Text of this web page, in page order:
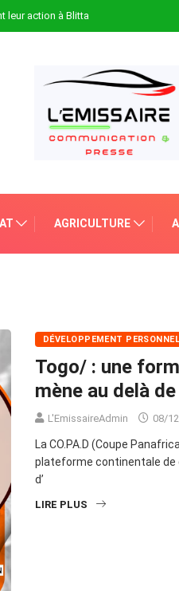
leur action à Blitta
AGRICULTURE
DÉVELOPPEMENT PERSONNEL
Togo/ : une
mène au delà de
L'EmissaireAdmin 08/
La CO.PA.D (Coupe
plateforme continentale
d’
LIRE PLUS